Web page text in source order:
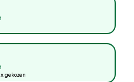
x gekozen